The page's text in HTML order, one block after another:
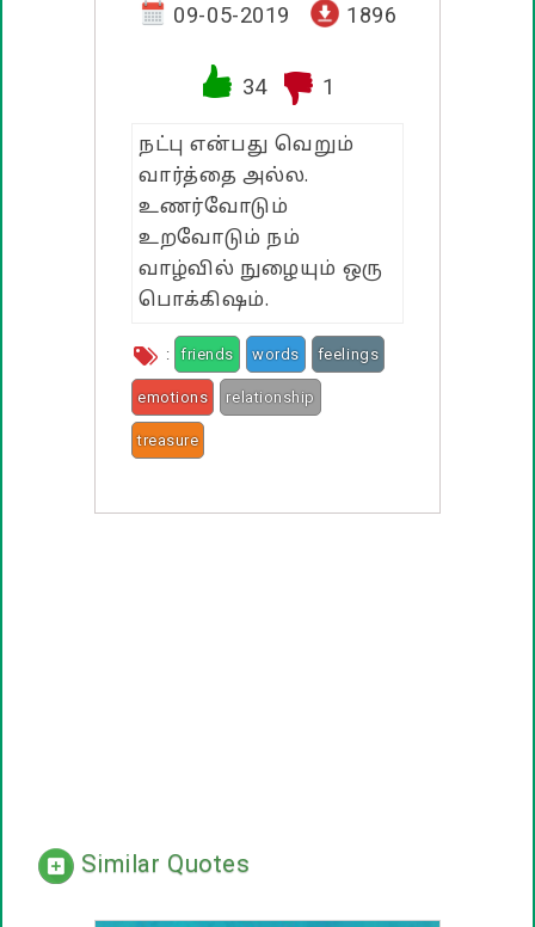
வாழ்த்து பொன்மொழிகள்
பண்டிகை வாழ்த்துக்கள்
09-05-2019 1896
34 1
நட்பு என்பது வெறும்
வார்த்தை அல்ல.
உணர்வோடும்
உறவோடும் நம்
வாழ்வில் நுழையும் ஒரு
பொக்கிஷம்.
: friends words feelings
emotions relationship
treasure
Similar Quotes